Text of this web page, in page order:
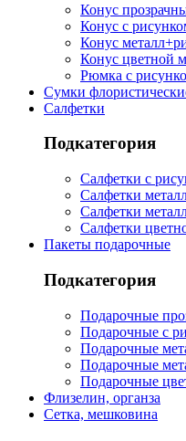
Конус
Конус с
Конус
Конус цветной
Рюмка с
Сумки
Салфетки
Подкатегория
Салфетки с
Салфетки
Салфетки
Салфетки
Пакеты подарочные
Подкатегория
Подарочные
Подарочные с
Подарочные
Подарочные
Подарочные
Флизелин, органза
Сетка, мешковина